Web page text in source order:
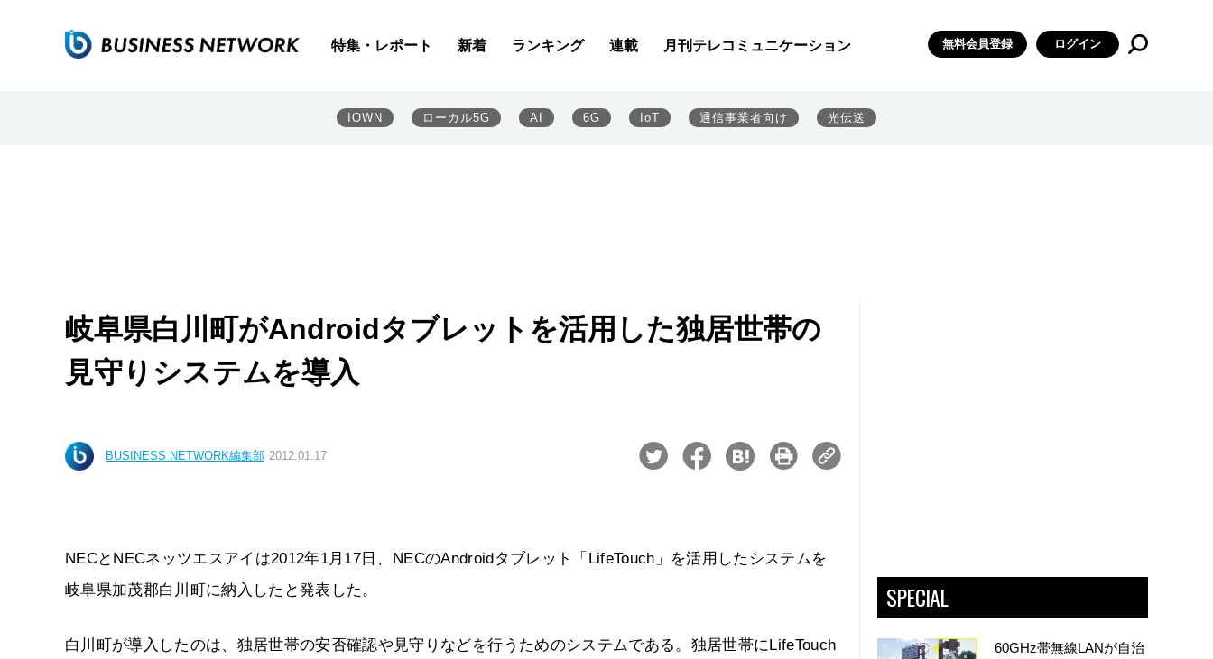
特集・レポート 新着 ランキング 連載 月刊テレコミュニケーション 無料会員登録 ログイン
IOWN ローカル5G AI 6G IoT 通信事業者向け 光伝送
岐阜県白川町がAndroidタブレットを活用した独居世帯の
見守りシステムを導入
BUSINESS NETWORK編集部 2012.01.17
NECとNECネッツエスアイは2012年1月17日、NECのAndroidタブレット「LifeTouch」を活用したシステムを
岐阜県加茂郡白川町に納入したと発表した。
白川町が導入したのは、独居世帯の安否確認や見守りなどを行うためのシステムである。独居世帯にLifeTouch
SPECIAL
60GHz帯無線LANが自治